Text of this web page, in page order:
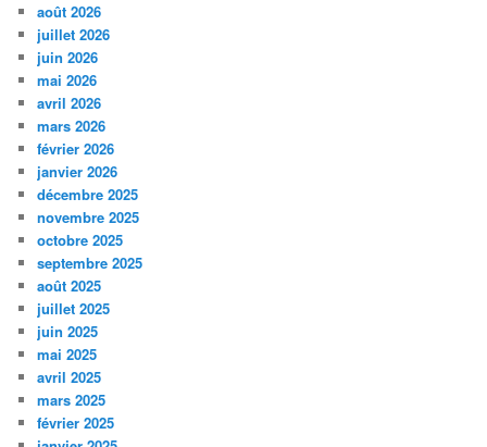
août 2026
juillet 2026
juin 2026
mai 2026
avril 2026
mars 2026
février 2026
janvier 2026
décembre 2025
novembre 2025
octobre 2025
septembre 2025
août 2025
juillet 2025
juin 2025
mai 2025
avril 2025
mars 2025
février 2025